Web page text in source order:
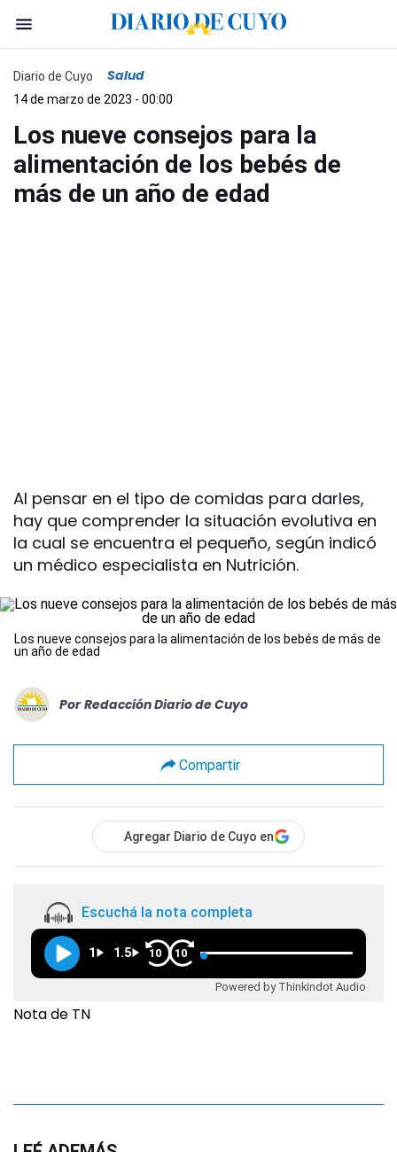
Diario de Cuyo Salud
14 de marzo de 2023 - 00:00
Los nueve consejos para la
alimentación de los bebés de
más de un año de edad
Al pensar en el tipo de comidas para darles,
hay que comprender la situación evolutiva en
la cual se encuentra el pequeño, según indicó
un médico especialista en Nutrición.
Los nueve consejos para la alimentación de los bebés de más de
un año de edad
Por Redacción Diario de Cuyo
Compartir
Agregar Diario de Cuyo en
Escuchá la nota completa
1 1.5 10 10
Powered by Thinkindot Audio
Nota de TN